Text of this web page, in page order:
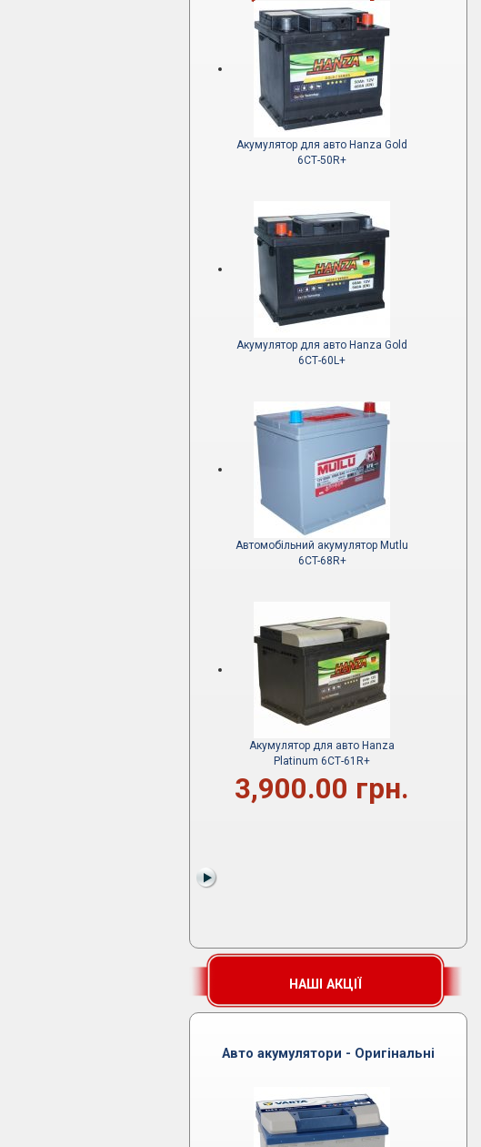
Акумулятор для авто Hanza Gold
6СТ-50R+
Акумулятор для авто Hanza Gold
6СТ-60L+
Автомобільний акумулятор Mutlu
6CT-68R+
Акумулятор для авто Hanza
Platinum 6СТ-61R+
3,900.00 грн.
НАШІ АКЦІЇ
Авто акумулятори - Оригінальні